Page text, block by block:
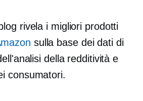
rivela i migliori prodotti
sulla base dei dati di
della redditività e
consumatori.